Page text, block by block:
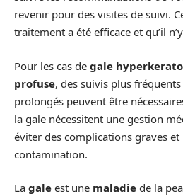
revenir pour des visites de suivi.
traitement a été efficace et qu’il
Pour les cas de gale
profuse, des suivis plus
prolongés peuvent être
la gale nécessitent une gestion
éviter des complications graves
contamination.
La gale est une maladie de la